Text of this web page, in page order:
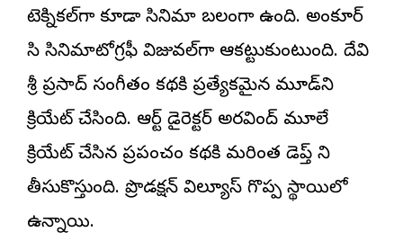
టెక్నికల్‌గా కూడా సినిమా బలంగా ఉంది. అంకూర్
సి సినిమాటోగ్రఫీ విజువల్‌గా ఆకట్టుకుంటుంది. దేవి
శ్రీ ప్రసాద్ సంగీతం కథకి ప్రత్యేకమైన మూడ్‌ని
క్రియేట్ చేసింది. ఆర్ట్ డైరెక్టర్ అరవింద్ మూలే
క్రియేట్ చేసిన ప్రపంచం కథకి మరింత డెప్త్ ని
తీసుకొస్తుంది. ప్రొడక్షన్ విల్యూస్ గొప్ప స్థాయిలో
ఉన్నాయి.